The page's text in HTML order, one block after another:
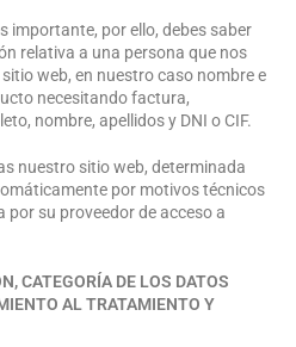
importante, por ello, debes saber
relativa a una persona que nos
web, en nuestro caso nombre e
necesitando factura,
nombre, apellidos y DNI o CIF.
nuestro sitio web, determinada
por motivos técnicos
su proveedor de acceso a
CATEGORÍA DE LOS DATOS
AL TRATAMIENTO Y